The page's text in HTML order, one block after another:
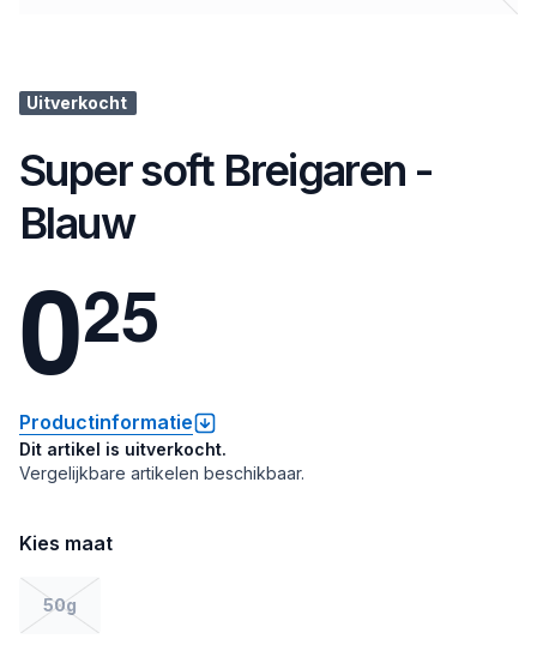
Uitverkocht
Super soft Breigaren -
Blauw
025
Productinformatie
Dit artikel is uitverkocht.
Vergelijkbare artikelen beschikbaar.
Kies maat
50g